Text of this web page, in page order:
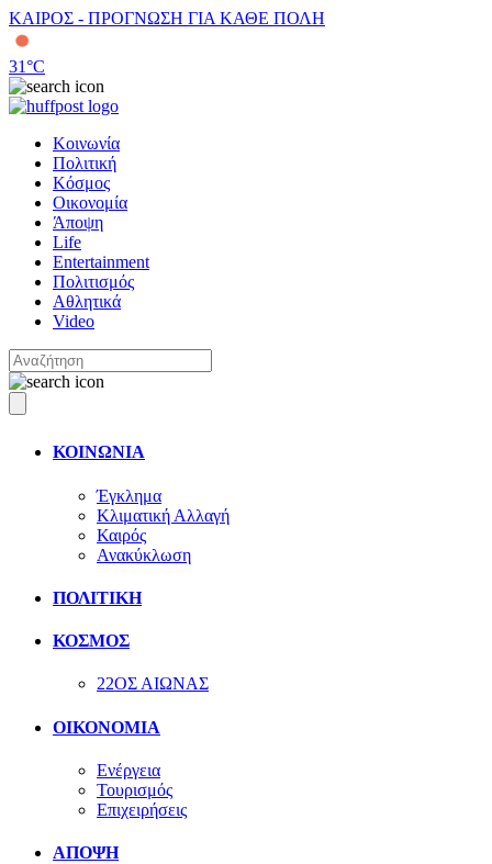
ΚΑΙΡΟΣ - ΠΡΟΓΝΩΣΗ ΓΙΑ ΚΑΘΕ ΠΟΛΗ
31°C
Κοινωνία
Πολιτική
Κόσμος
Οικονομία
Άποψη
Life
Entertainment
Πολιτισμός
Αθλητικά
Video
ΚΟΙΝΩΝΙΑ
Έγκλημα
Κλιματική Αλλαγή
Καιρός
Ανακύκλωση
ΠΟΛΙΤΙΚΗ
ΚΟΣΜΟΣ
22ΟΣ ΑΙΩΝΑΣ
ΟΙΚΟΝΟΜΙΑ
Ενέργεια
Τουρισμός
Επιχειρήσεις
ΑΠΟΨΗ